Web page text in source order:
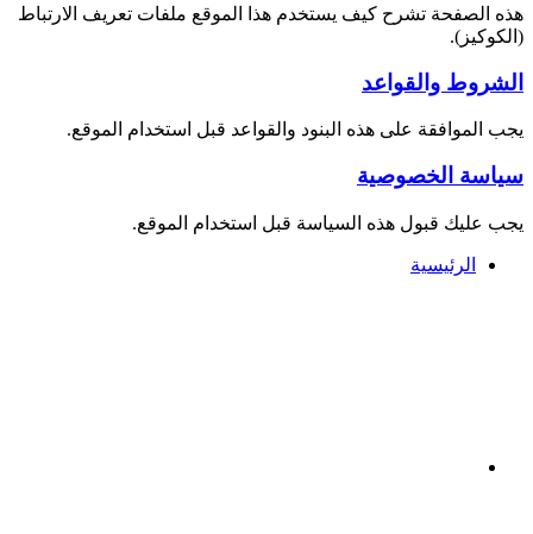
هذه الصفحة تشرح كيف يستخدم هذا الموقع ملفات تعريف الارتباط
(الكوكيز).
الشروط والقواعد
يجب الموافقة على هذه البنود والقواعد قبل استخدام الموقع.
سياسة الخصوصية
يجب عليك قبول هذه السياسة قبل استخدام الموقع.
الرئيسية